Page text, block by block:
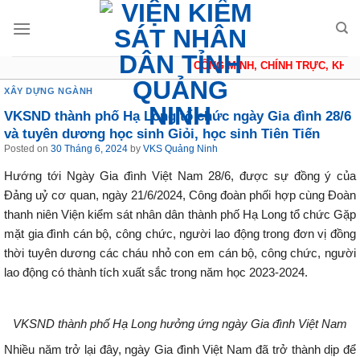
CÔNG MINH, CHÍNH TRỰC,
XÂY DỰNG NGÀNH
VKSND thành phố Hạ Long tổ chức ngày Gia đình 28/6
và tuyên dương học sinh Giỏi, học sinh Tiên Tiến
Posted on 30 Tháng 6, 2024 by VKS Quảng Ninh
Hướng tới Ngày Gia đình Việt Nam 28/6, được sự đồng ý của
Đảng uỷ cơ quan, ngày 21/6/2024, Công đoàn phối hợp cùng Đoàn
thanh niên Viện kiểm sát nhân dân thành phố Hạ Long tổ chức Gặp
mặt gia đình cán bộ, công chức, người lao động trong đơn vị đồng
thời tuyên dương các cháu nhỏ con em cán bộ, công chức, người
lao động có thành tích xuất sắc trong năm học 2023-2024.
VKSND thành phố Hạ Long hưởng ứng ngày Gia đình Việt Nam
Nhiều năm trở lại đây, ngày Gia đình Việt Nam đã trở thành dịp để